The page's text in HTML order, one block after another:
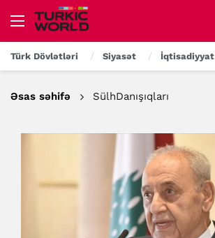
Türk Dövlətləri Siyasət İqtisadiyyat
Əsas səhifə SülhDanışıqları